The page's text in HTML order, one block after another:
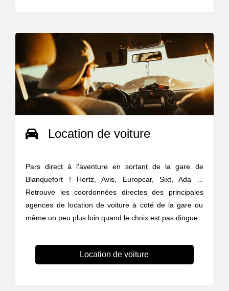
Location de voiture
Pars direct à l'aventure en sortant de la gare de
Blanquefort ! Hertz, Avis, Europcar, Sixt, Ada ...
Retrouve les coordonnées directes des principales
agences de location de voiture à coté de la gare ou
même un peu plus loin quand le choix est pas dingue.
Location de voiture